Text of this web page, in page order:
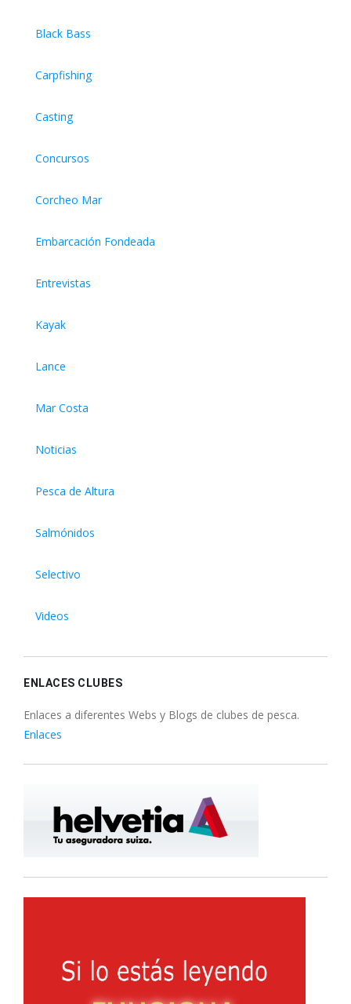
Black Bass
Carpfishing
Casting
Concursos
Corcheo Mar
Embarcación Fondeada
Entrevistas
Kayak
Lance
Mar Costa
Noticias
Pesca de Altura
Salmónidos
Selectivo
Videos
ENLACES CLUBES
Enlaces a diferentes Webs y Blogs de clubes de pesca.
Enlaces